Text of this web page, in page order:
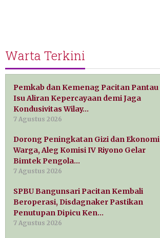
Warta Terkini
Pemkab dan Kemenag Pacitan Pantau
Isu Aliran Kepercayaan demi Jaga
Kondusivitas Wilay…
7 Agustus 2026
Dorong Peningkatan Gizi dan Ekonomi
Warga, Aleg Komisi IV Riyono Gelar
Bimtek Pengola…
7 Agustus 2026
SPBU Bangunsari Pacitan Kembali
Beroperasi, Disdagnaker Pastikan
Penutupan Dipicu Ken…
7 Agustus 2026